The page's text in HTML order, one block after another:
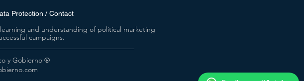
Protection / Contact
and understanding of political marketing
campaigns.
y Gobierno ®